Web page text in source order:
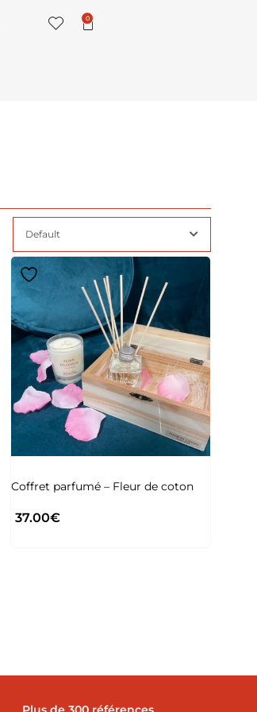
0
Default
Coffret parfumé – Fleur de coton
37.00€